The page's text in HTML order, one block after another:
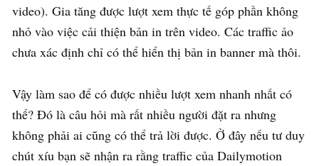
video). Gia tăng được lượt xem thực tế góp phần không
nhỏ vào việc cải thiện bản in trên video. Các traffic ảo
chưa xác định chỉ có thể hiển thị bản in banner mà thôi.
Vậy làm sao để có được nhiều lượt xem nhanh nhất có
thể? Đó là câu hỏi mà rất nhiều người đặt ra nhưng
không phải ai cũng có thể trả lời được. Ở đây nếu tư duy
chút xíu bạn sẽ nhận ra rằng traffic của Dailymotion